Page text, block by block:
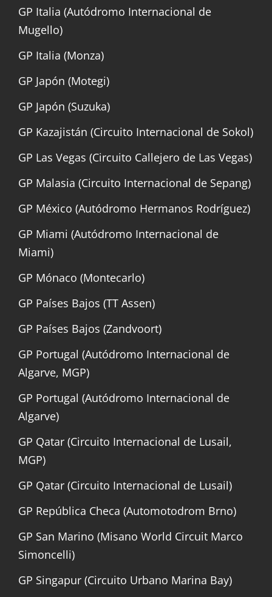
GP Italia (Autódromo Internacional de
Mugello)
GP Italia (Monza)
GP Japón (Motegi)
GP Japón (Suzuka)
GP Kazajistán (Circuito Internacional de Sokol)
GP Las Vegas (Circuito Callejero de Las Vegas)
GP Malasia (Circuito Internacional de Sepang)
GP México (Autódromo Hermanos Rodríguez)
GP Miami (Autódromo Internacional de
Miami)
GP Mónaco (Montecarlo)
GP Países Bajos (TT Assen)
GP Países Bajos (Zandvoort)
GP Portugal (Autódromo Internacional de
Algarve, MGP)
GP Portugal (Autódromo Internacional de
Algarve)
GP Qatar (Circuito Internacional de Lusail,
MGP)
GP Qatar (Circuito Internacional de Lusail)
GP República Checa (Automotodrom Brno)
GP San Marino (Misano World Circuit Marco
Simoncelli)
GP Singapur (Circuito Urbano Marina Bay)